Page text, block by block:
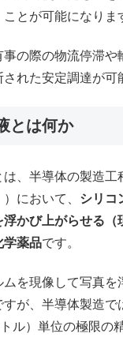
とが可能になりま
の際の物流停滞や
れた安定調達が可
とは何か
、半導体の製造工
において、 シリコ
かび上がらせる（
学薬品です。
を現像して写真を
が、半導体製造で
ル）単位の極限の